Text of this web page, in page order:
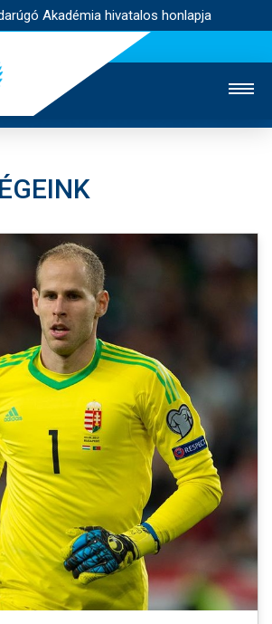
Akadémia hivatalos honlapja
WEBSHOP
KAPCSOLAT
NYITÓLAP
HÍREK
AKADÉMIA
CSAPATOK
MÉRKŐZÉSEK
GALÉRIA
JELENTKEZÉS
ÉLMÉNYEK
VEZETŐSÉG